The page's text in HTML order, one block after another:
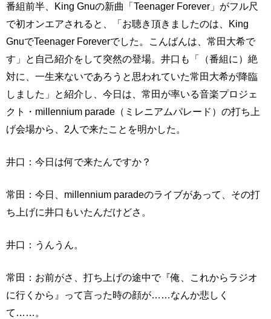
番組前半、King Gnuの新曲「Teenager Forever」がフル尺
で初オンエアされると、「お聴き頂きましたのは、King
GnuでTeenager Foreverでした。こんばんは、常田大希で
す」と自己紹介をして突然の登場。井口も「（番組に）絶
対に、一生来ないであろうと思われていた常田大希が降臨
しました」と紹介し、今日は、常田が率いる音楽プロジェ
クト・millennium parade（ミレニアムパレード）の打ち上
げ会場から、2人で来たことを明かした。
井口：今日は何で来たんですか？
常田：今日、millennium paradeのライブがあって、その打
ち上げに井口もいたんだけどさ。
井口：うんうん。
常田：お前がさ、打ち上げの途中で『俺、これからラジオ
に行くから』って言った時の顔が……なんか悲しく
て……。